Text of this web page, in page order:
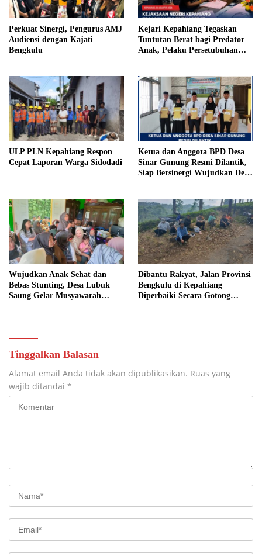
Perkuat Sinergi, Pengurus AMJ
Audiensi dengan Kajati
Bengkulu
Kejari Kepahiang Tegaskan
Tuntutan Berat bagi Predator
Anak, Pelaku Persetubuhan
Penjara
ULP PLN Kepahiang Respon
Cepat Laporan Warga Sidodadi
Ketua dan Anggota BPD Desa
Sinar Gunung Resmi Dilantik,
Siap Bersinergi Wujudkan Desa
Wujudkan Anak Sehat dan
Bebas Stunting, Desa Lubuk
Saung Gelar Musyawarah
Dibantu Rakyat, Jalan Provinsi
Bengkulu di Kepahiang
Diperbaiki Secara Gotong
Tinggalkan Balasan
Alamat email Anda tidak akan dipublikasikan. Ruas yang
wajib ditandai *